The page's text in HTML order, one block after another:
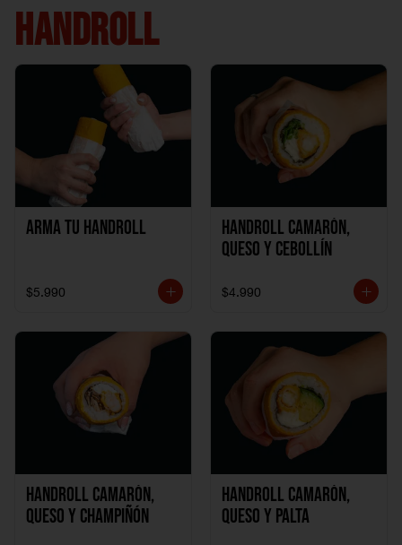
HANDROLL
Arma tu handroll
$5.990
Handroll Camarón,
Queso y Cebollín
$4.990
Handroll Camarón,
Queso y Champiñón
Handroll Camarón,
Queso y Palta